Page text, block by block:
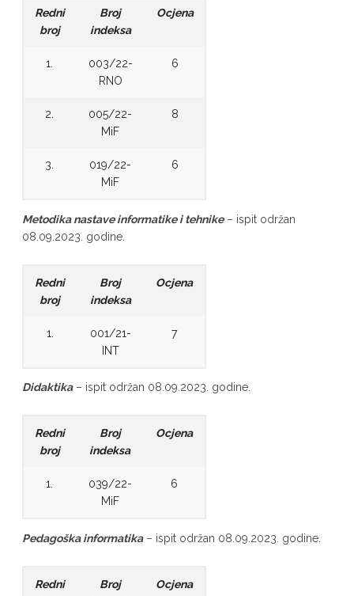
Redni
broj
Broj
indeksa
Ocjena
1.
003/22-
RNO
6
2.
005/22-
MiF
8
3.
019/22-
MiF
6
Metodika nastave informatike i tehnike– ispit održan
08.09.2023. godine.
Redni
broj
Broj
indeksa
Ocjena
1.
001/21-
INT
7
Didaktika– ispit održan 08.09.2023. godine.
Redni
broj
Broj
indeksa
Ocjena
1.
039/22-
MiF
6
Pedagoška informatika– ispit održan 08.09.2023. godine.
Redni
Broj
Ocjena